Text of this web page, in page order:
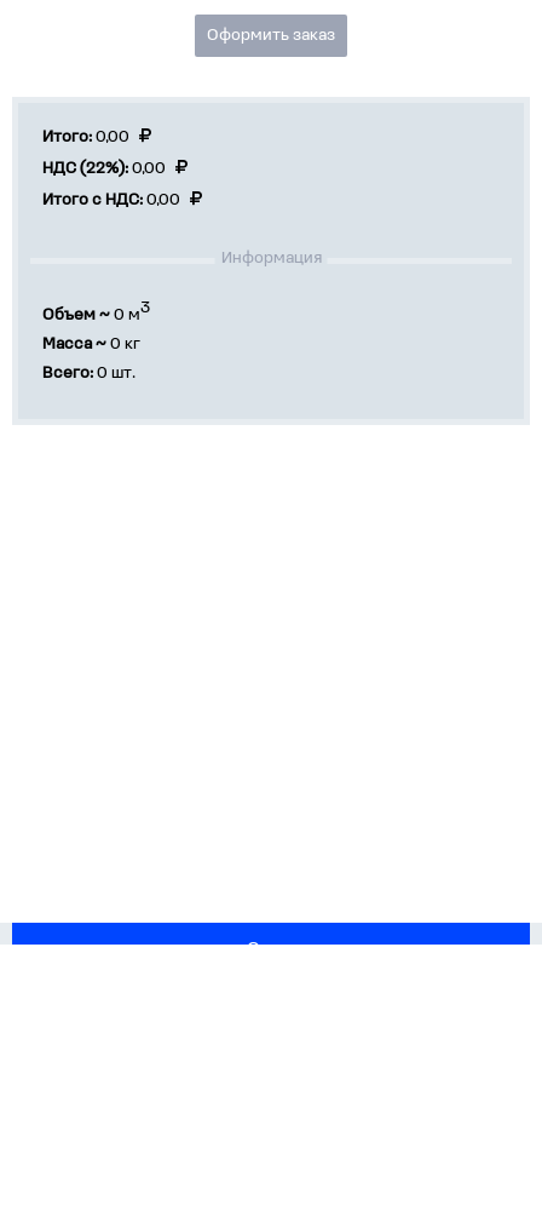
Оформить заказ
Итого: 0,00
НДС (22%): 0,00
Итого с НДС: 0,00
Информация
Объем ~ 0 м3
Масса ~ 0 кг
Всего: 0 шт.
О нас